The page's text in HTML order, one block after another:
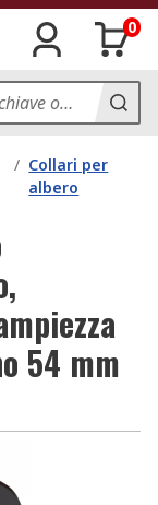
0
/ Collari per
albero
54 mm